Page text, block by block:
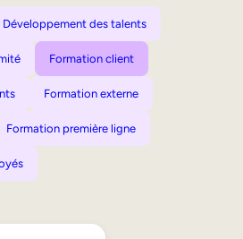
Développement des talents
Formation client
Formation externe
Formation première ligne